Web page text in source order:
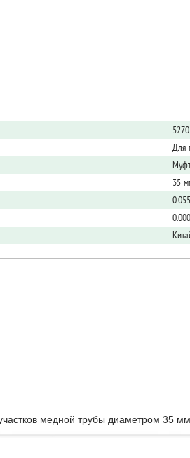
5270
Для
35
медной трубы диаметром 35 мм.